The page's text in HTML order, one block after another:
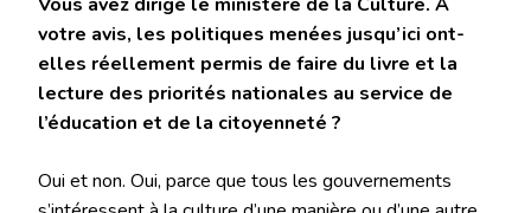
votre avis, les politiques menées jusqu’ici ont-
elles réellement permis de faire du livre et la
lecture des priorités nationales au service de
l’éducation et de la citoyenneté ?
Oui et non. Oui, parce que tous les gouvernements